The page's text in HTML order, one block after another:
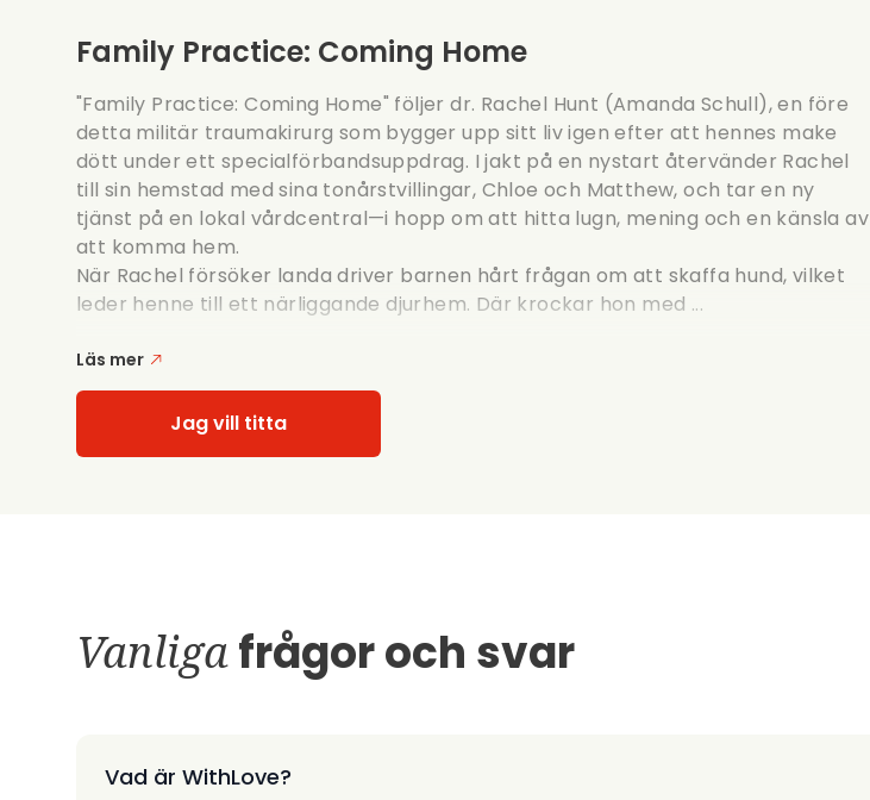
Family Practice: Coming Home
"Family Practice: Coming Home" följer dr. Rachel Hunt (Amanda Schull), en före
detta militär traumakirurg som bygger upp sitt liv igen efter att hennes make
dött under ett specialförbandsuppdrag. I jakt på en nystart återvänder Rachel
till sin hemstad med sina tonårstvillingar, Chloe och Matthew, och tar en ny
tjänst på en lokal vårdcentral—i hopp om att hitta lugn, mening och en känsla av
att komma hem.
När Rachel försöker landa driver barnen hårt frågan om att skaffa hund, vilket
leder henne till ett närliggande djurhem. Där krockar hon med ...
Läs mer
Jag vill titta
Vanligafrågor och svar
Vad är WithLove?